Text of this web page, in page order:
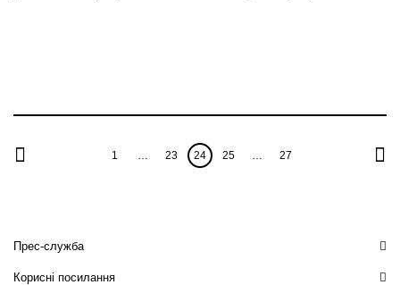
1 … 23 24 25 … 27
Прес-служба
Корисні посилання